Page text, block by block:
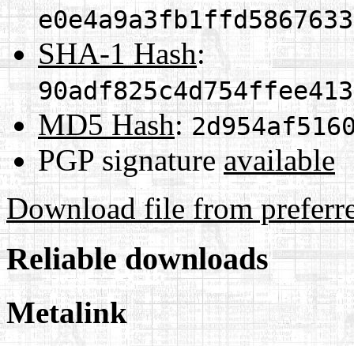
SHA-1 Hash:
MD5 Hash:
PGP signature available
Download file from
Reliable downloads
Metalink